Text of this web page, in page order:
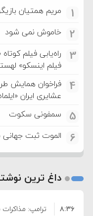
1 مریم همتیان
2 خاموش نمی شود
3
راه‌یابی فیلم
فیلم اینسکو»
4
فراخوان همایش
عشایری ایران
5 سمفونی سکوت
6 الموت ثبت
داغ ترین
ترامپ:
۸:۳۶